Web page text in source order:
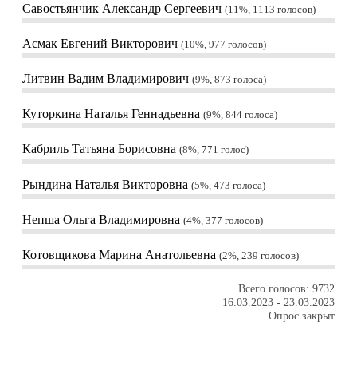
Савостьянчик Александр Сергеевич 11%, 1113 голосов
Асмак Евгений Викторович 10%, 977 голосов
Литвин Вадим Владимирович 9%, 873 голоса
Куторкина Наталья Геннадьевна 9%, 844 голоса
Кабриль Татьяна Борисовна 8%, 771 голос
Рындина Наталья Викторовна 5%, 473 голоса
Непша Ольга Владимировна 4%, 377 голосов
Котовщикова Марина Анатольевна 2%, 239 голосов
Всего голосов: 9732
16.03.2023 - 23.03.2023
Опрос закрыт